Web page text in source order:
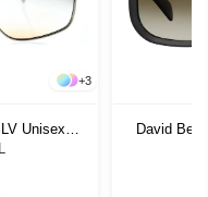
+3
Unisex
David